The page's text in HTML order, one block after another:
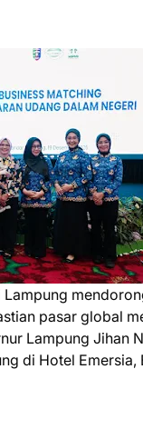
Lampung
pasar global
Lampung Jihan
di Hotel